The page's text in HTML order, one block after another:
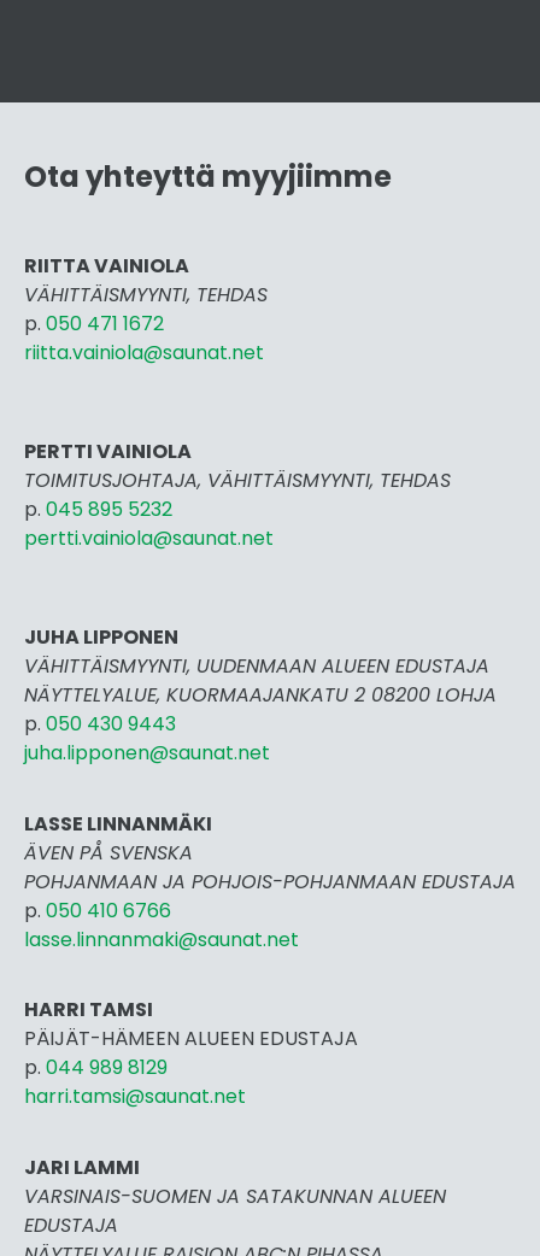
Ota yhteyttä myyjiimme
RIITTA VAINIOLA
VÄHITTÄISMYYNTI, TEHDAS
p. 050 471 1672
riitta.vainiola@saunat.net
PERTTI VAINIOLA
TOIMITUSJOHTAJA, VÄHITTÄISMYYNTI, TEHDAS
p. 045 895 5232
pertti.vainiola@saunat.net
JUHA LIPPONEN
VÄHITTÄISMYYNTI, UUDENMAAN ALUEEN EDUSTAJA
NÄYTTELYALUE, KUORMAAJANKATU 2 08200 LOHJA
p. 050 430 9443
juha.lipponen@saunat.net
LASSE LINNANMÄKI
ÄVEN PÅ SVENSKA
POHJANMAAN JA POHJOIS-POHJANMAAN EDUSTAJA
p. 050 410 6766
lasse.linnanmaki@saunat.net
HARRI TAMSI
PÄIJÄT-HÄMEEN ALUEEN EDUSTAJA
p. 044 989 8129
harri.tamsi@saunat.net
JARI LAMMI
VARSINAIS-SUOMEN JA SATAKUNNAN ALUEEN
EDUSTAJA